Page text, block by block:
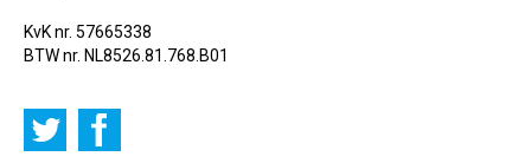
KvK nr. 57665338
BTW nr. NL8526.81.768.B01